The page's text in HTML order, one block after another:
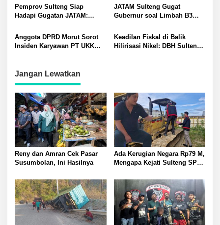
Anak yang Masih TK sebagai Tersangka
Pemprov Sulteng Siap
Hadapi Gugatan JATAM:
Lingkungan Akibat Limbah
B3 PT QMB dan Berkah
Morowali Sejahtera
JATAM Sulteng Gugat
Gubernur soal Limbah B3
Morowali Sejahtera
Anggota DPRD Morut Sorot
Insiden Karyawan PT UKK
Keadilan Fiskal di Balik
Hilirisasi Nikel: DBH Sulteng
Jangan Lewatkan
Reny dan Amran Cek Pasar
Susumbolan, Ini Hasilnya
Ada Kerugian Negara Rp79 M,
Mengapa Kejati Sulteng SP3
Dorong Kejagung Ambil Alih